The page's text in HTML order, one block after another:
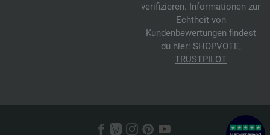
verifizieren. Informationen zur
Echtheit von
Kundenbewertungen findest
du hier: SHOPVOTE,
TRUSTPILOT